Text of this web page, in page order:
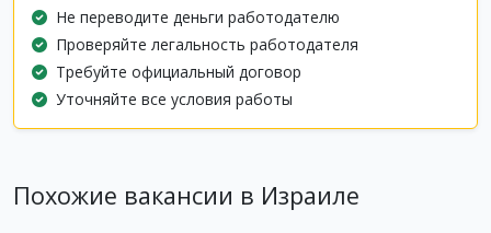
Не переводите деньги работодателю
Проверяйте легальность работодателя
Требуйте официальный договор
Уточняйте все условия работы
Похожие вакансии в Израиле